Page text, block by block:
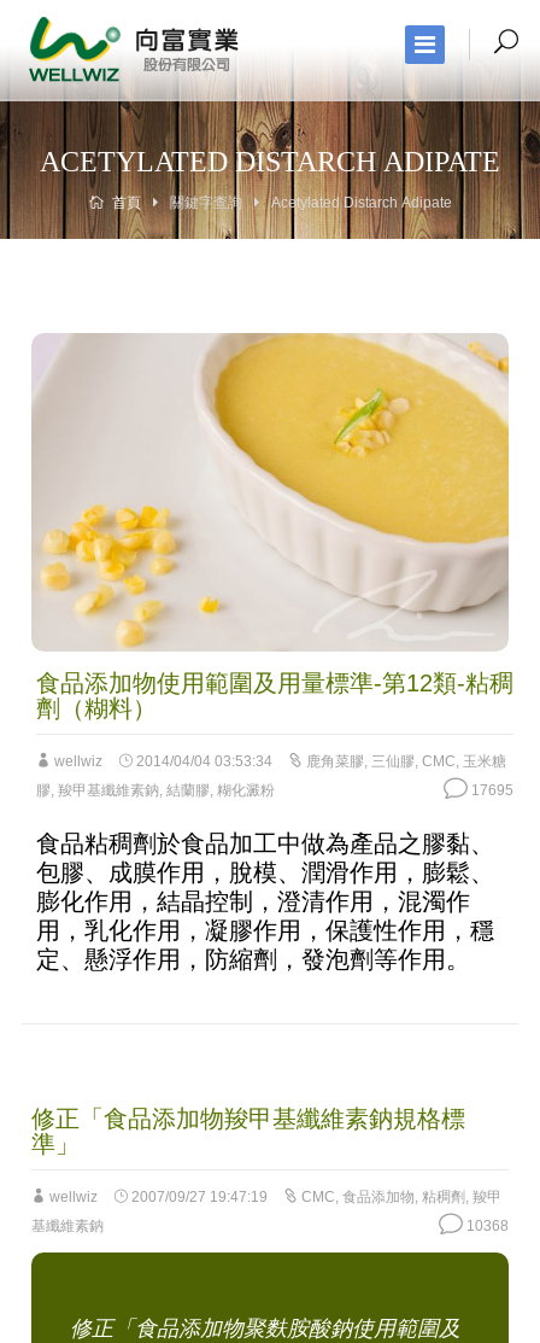
ACETYLATED DISTARCH ADIPATE
首頁 關鍵字查詢 Acetylated Distarch Adipate
食品添加物使用範圍及用量標準-第12類-粘稠
劑（糊料）
wellwiz 2014/04/04 03:53:34 鹿角菜膠, 三仙膠, CMC, 玉米糖
膠, 羧甲基纖維素鈉, 結蘭膠, 糊化澱粉 17695
食品粘稠劑於食品加工中做為產品之膠黏、
包膠、成膜作用，脫模、潤滑作用，膨鬆、
膨化作用，結晶控制，澄清作用，混濁作
用，乳化作用，凝膠作用，保護性作用，穩
定、懸浮作用，防縮劑，發泡劑等作用。
修正「食品添加物羧甲基纖維素鈉規格標
準」
wellwiz 2007/09/27 19:47:19 CMC, 食品添加物, 粘稠劑 , 羧甲
基纖維素鈉
10368
修正「食品添加物聚麩胺酸鈉使用範圍及